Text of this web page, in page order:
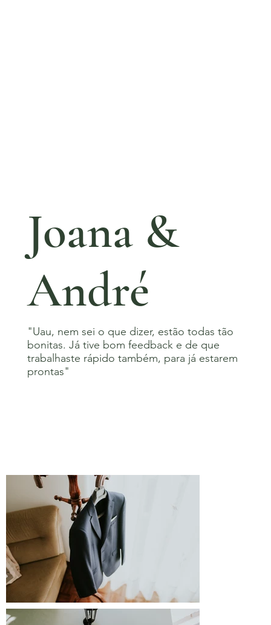
Joana &
André
"Uau, nem sei o que dizer, estão todas tão
bonitas. Já tive bom feedback e de que
trabalhaste rápido também, para já estarem
prontas"